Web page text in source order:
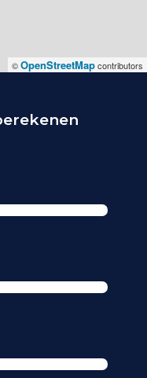
©OpenStreetMapcontributors